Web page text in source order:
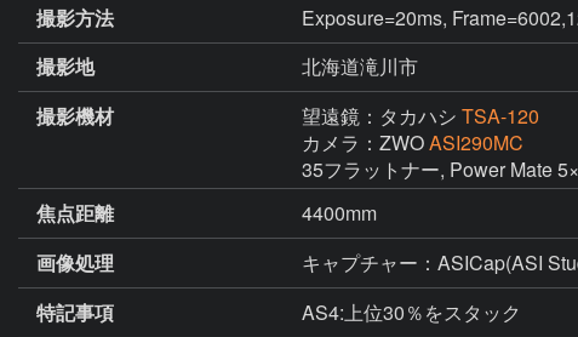
撮影方法
Exposure=20ms,
撮影地
北海道滝川市
撮影機材
望遠鏡：タカハシ TSA-120
カメラ：ZWOASI290MC
35フラットナー, Power Mate
焦点距離
4400mm
画像処理
キャプチャー：ASICap(ASI
特記事項
AS4:上位30％をスタック